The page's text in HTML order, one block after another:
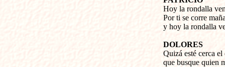
Hoy la rondalla
Por ti se corre
y hoy la rondalla
DOLORES
Quizá esté cerca el
que busque quien